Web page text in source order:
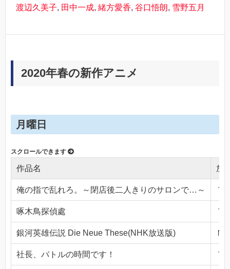
渡辺久美子, 田中一成, 緒方愛香, 谷口悟朗, 雪野五月
2020年春の新作アニメ
月曜日
作品名 放
俺の指で乱れろ。～閉店後二人きりのサロンで…～ Ｔ
啄木鳥探偵處 Ｔ
銀河英雄伝説 Die Neue These(NHK放送版) Ｎ
社長、バトルの時間です！ Ｔ